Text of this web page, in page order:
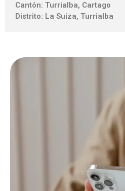
Cantón: Turrialba, Cartago
Distrito: La Suiza, Turrialba